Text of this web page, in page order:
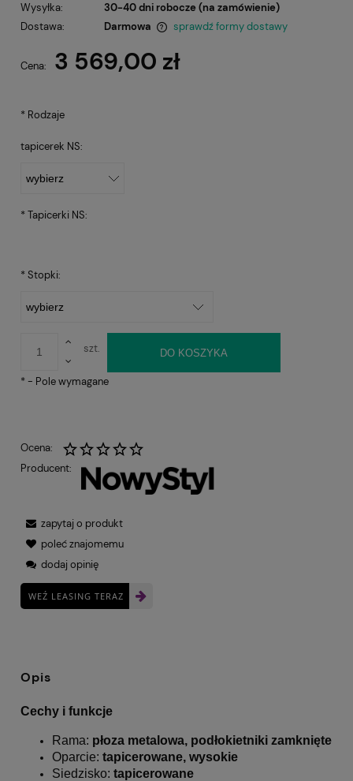
Wysyłka:
30-40 dni robocze (na zamówienie)
Dostawa:
Darmowa
sprawdź formy dostawy
Cena: 3 569,00 zł
* Rodzaje
tapicerek NS:
*Tapicerki NS:
*Stopki:
szt. DO KOSZYKA
*- Pole wymagane
Ocena:
Producent:
zapytaj o produkt
poleć znajomemu
dodaj opinię
WEŹ LEASING TERAZ
Opis
Cechy i funkcje
Rama: płoza metalowa, podłokietniki zamknięte
Oparcie: tapicerowane, wysokie
Siedzisko: tapicerowane